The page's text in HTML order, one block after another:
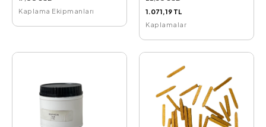
Kaplama Ekipmanları
1.071,19 TL
Kaplamalar